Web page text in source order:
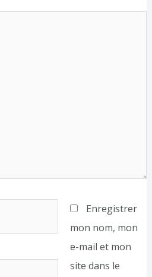
Enregistrer
mon nom, mon
e-mail et mon
site dans le